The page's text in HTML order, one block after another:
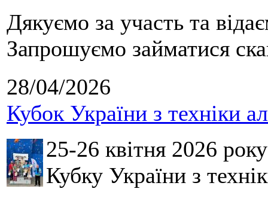
Дякуємо за участь та
Запрошуємо займатися
28/04/2026
Кубок України з техніки
25-26 квітня 2026
Кубку України з